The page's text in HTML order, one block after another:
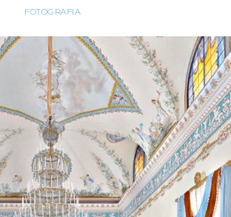
FOTOGRAFIA